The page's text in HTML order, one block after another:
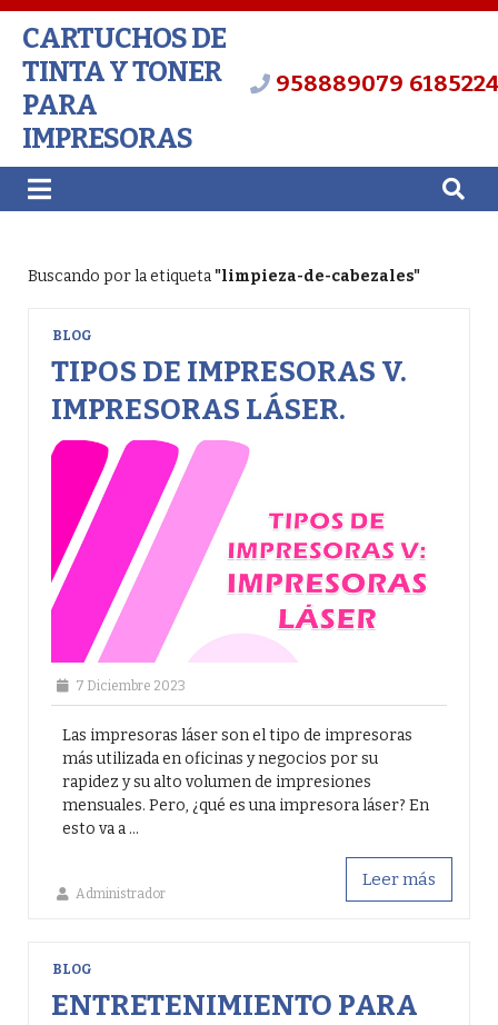
CARTUCHOS DE
TINTA Y TONER
PARA
IMPRESORAS
958889079
Buscando por la etiqueta "limpieza-de-cabezales"
TIPOS DE IMPRESORAS V.
IMPRESORAS LÁSER.
BLOG
Administrador
7 Diciembre 2023
Las impresoras láser son el tipo de impresoras
más utilizada en oficinas y negocios por su
rapidez y su alto volumen de impresiones
mensuales. Pero, ¿qué es una impresora láser? En
esto va a ...
Leer más
ENTRETENIMIENTO PARA
BLOG